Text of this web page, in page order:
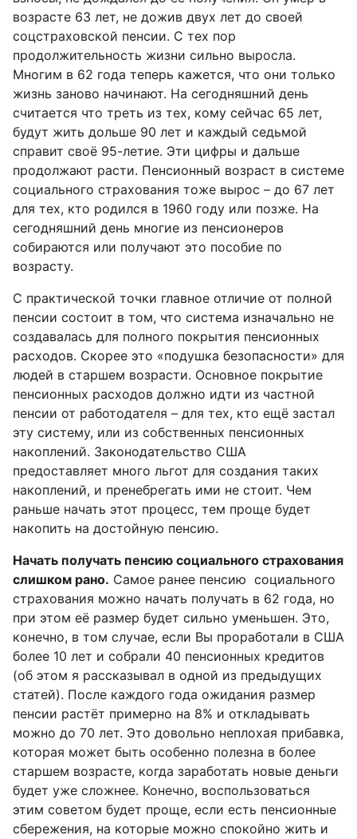
возрасте 63 лет, не дожив двух лет до своей
соцстраховской пенсии. С тех пор
продолжительность жизни сильно выросла.
Многим в 62 года теперь кажется, что они только
жизнь заново начинают. На сегодняшний день
считается что треть из тех, кому сейчас 65 лет,
будут жить дольше 90 лет и каждый седьмой
справит своё 95-летие. Эти цифры и дальше
продолжают расти. Пенсионный возраст в системе
социального страхования тоже вырос – до 67 лет
для тех, кто родился в 1960 году или позже. На
сегодняшний день многие из пенсионеров
собираются или получают это пособие по
возрасту.
С практической точки главное отличие от полной
пенсии состоит в том, что система изначально не
создавалась для полного покрытия пенсионных
расходов. Скорее это «подушка безопасности» для
людей в старшем возрасти. Основное покрытие
пенсионных расходов должно идти из частной
пенсии от работодателя – для тех, кто ещё застал
эту систему, или из собственных пенсионных
накоплений. Законодательство США
предоставляет много льгот для создания таких
накоплений, и пренебрегать ими не стоит. Чем
раньше начать этот процесс, тем проще будет
накопить на достойную пенсию.
Начать получать пенсию социального страхования
слишком рано. Самое ранее пенсию социального
страхования можно начать получать в 62 года, но
при этом её размер будет сильно уменьшен. Это,
конечно, в том случае, если Вы проработали в США
более 10 лет и собрали 40 пенсионных кредитов
(об этом я рассказывал в одной из предыдущих
статей). После каждого года ожидания размер
пенсии растёт примерно на 8% и откладывать
можно до 70 лет. Это довольно неплохая прибавка,
которая может быть особенно полезна в более
старшем возрасте, когда заработать новые деньги
будет уже сложнее. Конечно, воспользоваться
этим советом будет проще, если есть пенсионные
сбережения, на которые можно спокойно жить и